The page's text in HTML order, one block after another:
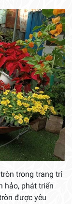
trong trang trí
hảo, phát triển
được yêu